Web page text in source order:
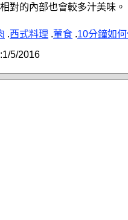
對的內部也會較多汁美味。
.西式料理 .葷食 .10分鐘如
1/5/2016